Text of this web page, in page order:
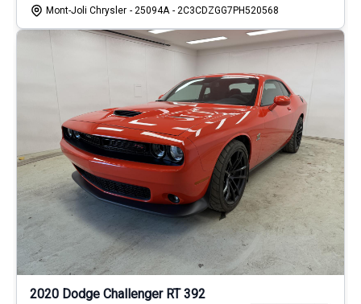
Mont-Joli Chrysler - 25094A - 2C3CDZGG7PH520568
2020 Dodge Challenger RT 392